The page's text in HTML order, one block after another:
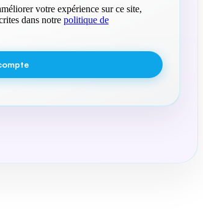
votre expérience sur ce site,
dans notre politique de